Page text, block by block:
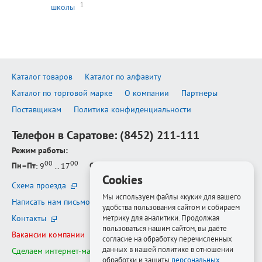
школы
1
Каталог товаров
Каталог по алфавиту
Каталог по торговой марке
О компании
Партнеры
Поставщикам
Политика конфиденциальности
Телефон в Саратове: (8452) 211-111
Режим работы:
Пн–Пт: 900 .. 1700 Сб–Вс
Схема проезда
Написать нам письмо
Контакты
Вакансии компании
Сделаем интернет-магазин ещё лучше
Cookies
Мы используем файлы «куки» для вашего
удобства пользования сайтом и собираем
метрику для аналитики. Продолжая
пользоваться нашим сайтом, вы даёте
согласие на обработку перечисленных
данных в нашей политике в отношении
обработки и защиты персональных